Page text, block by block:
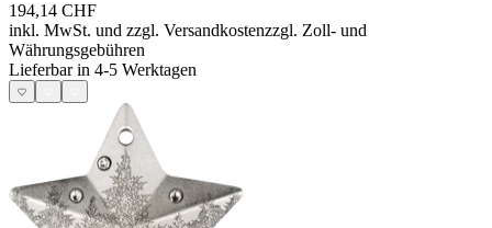
194,14 CHF
inkl. MwSt. und zzgl. Versandkostenzzgl. Zoll- und
Währungsgebühren
Lieferbar in 4-5 Werktagen